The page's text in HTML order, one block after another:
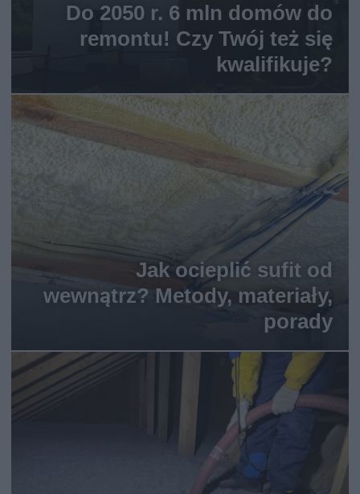
Do 2050 r. 6 mln domów do
remontu! Czy Twój też się
kwalifikuje?
Jak ocieplić sufit od
wewnątrz? Metody, materiały,
porady